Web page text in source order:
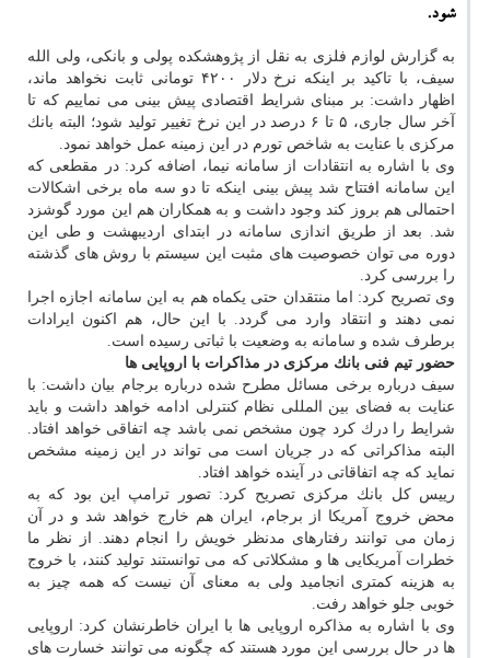
شود.
به گزارش لوازم فلزی به نقل از پژوهشكده پولی و بانكی، ولی الله
سیف، با تاكید بر اینكه نرخ دلار ۴۲۰۰ تومانی ثابت نخواهد ماند،
اظهار داشت: بر مبنای شرایط اقتصادی پیش بینی می نماییم كه تا
آخر سال جاری، ۵ تا ۶ درصد در این نرخ تغییر تولید شود؛ البته بانك
مركزی با عنایت به شاخص تورم در این زمینه عمل خواهد نمود.
وی با اشاره به انتقادات از سامانه نیما، اضافه كرد: در مقطعی كه
این سامانه افتتاح شد پیش بینی اینكه تا دو سه ماه برخی اشكالات
احتمالی هم بروز كند وجود داشت و به همكاران هم این مورد گوشزد
شد. بعد از طریق اندازی سامانه در ابتدای اردیبهشت و طی این
دوره می توان خصوصیت های مثبت این سیستم با روش های گذشته
را بررسی كرد.
وی تصریح كرد: اما منتقدان حتی یكماه هم به این سامانه اجازه اجرا
نمی دهند و انتقاد وارد می گردد. با این حال، هم اكنون ایرادات
برطرف شده و سامانه به وضعیت با ثباتی رسیده است.
حضور تیم فنی بانك مركزی در مذاكرات با اروپایی ها
سیف درباره برخی مسائل مطرح شده درباره برجام بیان داشت: با
عنایت به فضای بین المللی نظام كنترلی ادامه خواهد داشت و باید
شرایط را درك كرد چون مشخص نمی باشد چه اتفاقی خواهد افتاد.
البته مذاكراتی كه در جریان است می تواند در این زمینه مشخص
نماید كه چه اتفاقاتی در آینده خواهد افتاد.
رییس كل بانك مركزی تصریح كرد: تصور ترامپ این بود كه به
محض خروج آمریكا از برجام، ایران هم خارج خواهد شد و در آن
زمان می توانند رفتارهای مدنظر خویش را انجام دهند. از نظر ما
خطرات آمریكایی ها و مشكلاتی كه می توانستند تولید كنند، با خروج
به هزینه كمتری انجامید ولی به معنای آن نیست كه همه چیز به
خوبی جلو خواهد رفت.
وی با اشاره به مذاكره اروپایی ها با ایران خاطرنشان كرد: اروپایی
ها در حال بررسی این مورد هستند كه چگونه می توانند خسارت های